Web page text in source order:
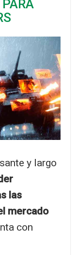
y largo
las
mercado
con